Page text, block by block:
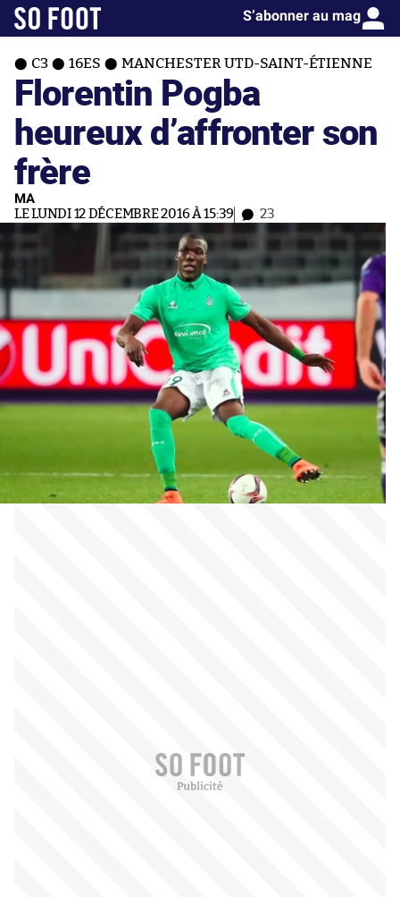
S’abonner au mag
C3 16ES MANCHESTER UTD-SAINT-ÉTIENNE
Florentin Pogba
heureux d’affronter son
frère
MA
LE LUNDI 12 DÉCEMBRE 2016 À 15:39 23